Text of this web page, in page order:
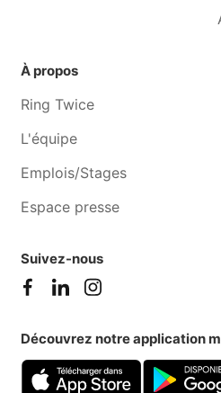
À propos
Ring Twice
L'équipe
Emplois/Stages
Espace presse
Suivez-nous
Découvrez notre application